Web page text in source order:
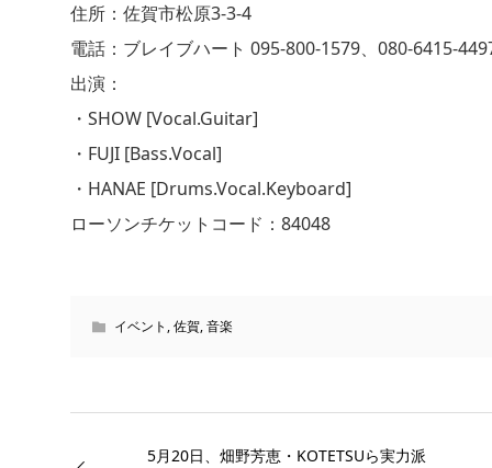
住所：佐賀市松原3-3-4
電話：ブレイブハート 095‐800‐1579、
出演：
・SHOW [Vocal.Guitar]
・FUJI [Bass.Vocal]
・HANAE [Drums.Vocal.Keyboard]
ローソンチケットコード：84048
イベント ,佐賀,音楽
5月20日、畑野芳恵・KOTETSUら実力派